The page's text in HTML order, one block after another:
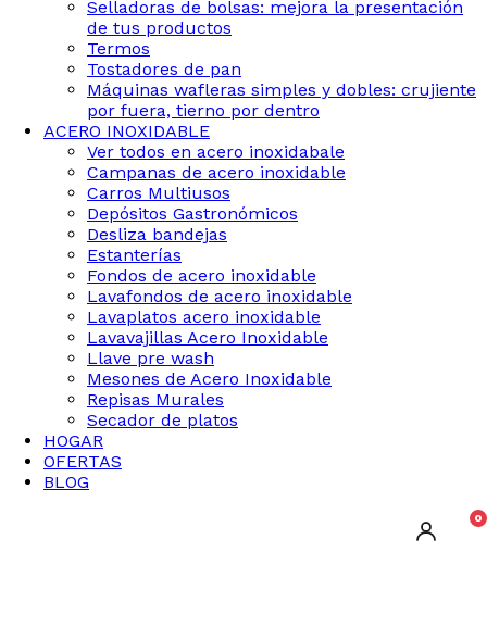
Selladoras de bolsas: mejora la presentación
de tus productos
Termos
Tostadores de pan
Máquinas wafleras simples y dobles: crujiente
por fuera, tierno por dentro
ACERO INOXIDABLE
Ver todos en acero inoxidabale
Campanas de acero inoxidable
Carros Multiusos
Depósitos Gastronómicos
Desliza bandejas
Estanterías
Fondos de acero inoxidable
Lavafondos de acero inoxidable
Lavaplatos acero inoxidable
Lavavajillas Acero Inoxidable
Llave pre wash
Mesones de Acero Inoxidable
Repisas Murales
Secador de platos
HOGAR
OFERTAS
BLOG
0